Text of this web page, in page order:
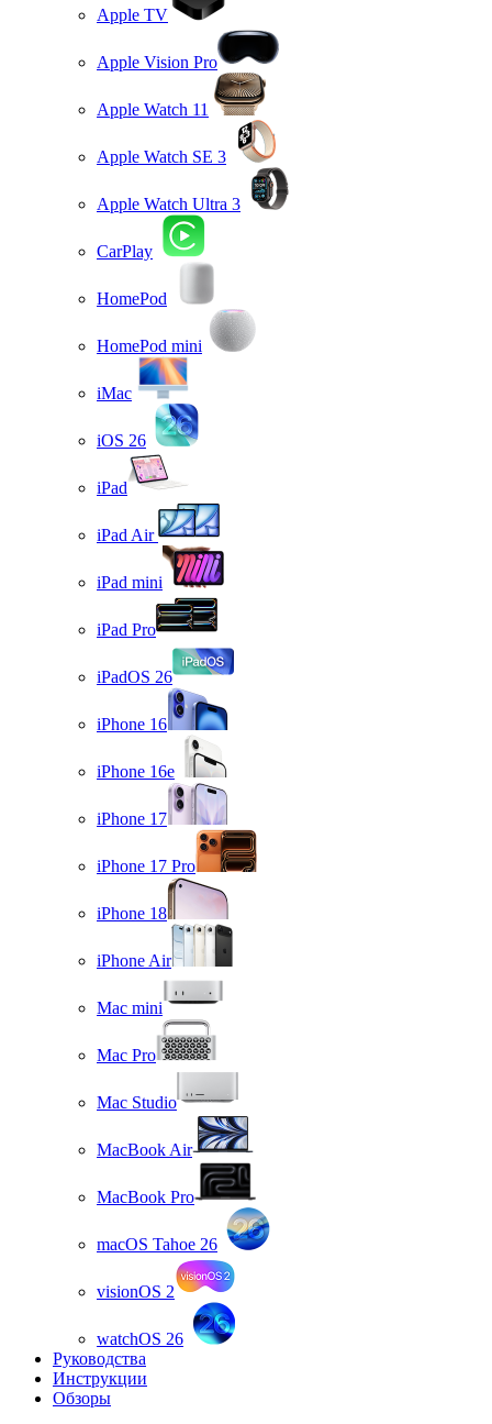
Apple TV
Apple Vision Pro
Apple Watch 11
Apple Watch SE 3
Apple Watch Ultra 3
CarPlay
HomePod
HomePod mini
iMac
iOS 26
iPad
iPad Air
iPad mini
iPad Pro
iPadOS 26
iPhone 16
iPhone 16e
iPhone 17
iPhone 17 Pro
iPhone 18
iPhone Air
Mac mini
Mac Pro
Mac Studio
MacBook Air
MacBook Pro
macOS Tahoe 26
visionOS 2
watchOS 26
Руководства
Инструкции
Обзоры